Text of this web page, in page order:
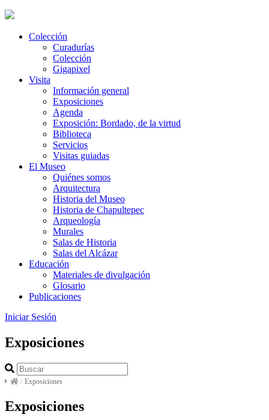
Colección
Curadurías
Colección
Gigapixel
Visita
Información general
Exposiciones
Agenda
Exposición: Bordado, de la virtud
Biblioteca
Servicios
Visitas guiadas
El Museo
Quiénes somos
Arquitectura
Historia del Museo
Historia de Chapultepec
Arqueología
Murales
Salas de Historia
Salas del Alcázar
Educación
Materiales de divulgación
Glosario
Publicaciones
Iniciar Sesión
Exposiciones
/ Exposiciones
Exposiciones